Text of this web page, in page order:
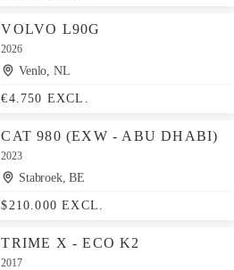
VOLVO L90G
2026
Venlo, NL
€4.750 EXCL.
CAT 980 (EXW - ABU DHABI)
2023
Stabroek, BE
$210.000 EXCL.
TRIME X - ECO K2
2017